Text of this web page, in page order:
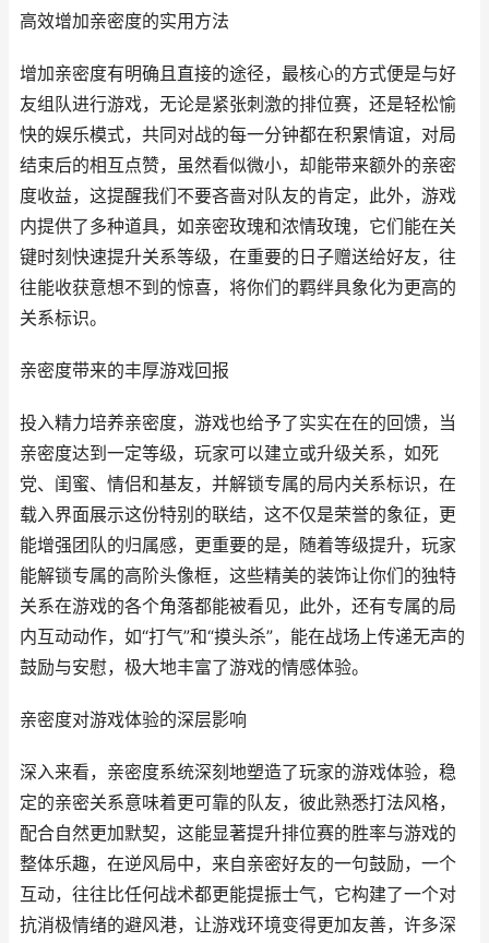
高效增加亲密度的实用方法
增加亲密度有明确且直接的途径，最核心的方式便是与好
友组队进行游戏，无论是紧张刺激的排位赛，还是轻松愉
快的娱乐模式，共同对战的每一分钟都在积累情谊，对局
结束后的相互点赞，虽然看似微小，却能带来额外的亲密
度收益，这提醒我们不要吝啬对队友的肯定，此外，游戏
内提供了多种道具，如亲密玫瑰和浓情玫瑰，它们能在关
键时刻快速提升关系等级，在重要的日子赠送给好友，往
往能收获意想不到的惊喜，将你们的羁绊具象化为更高的
关系标识。
亲密度带来的丰厚游戏回报
投入精力培养亲密度，游戏也给予了实实在在的回馈，当
亲密度达到一定等级，玩家可以建立或升级关系，如死
党、闺蜜、情侣和基友，并解锁专属的局内关系标识，在
载入界面展示这份特别的联结，这不仅是荣誉的象征，更
能增强团队的归属感，更重要的是，随着等级提升，玩家
能解锁专属的高阶头像框，这些精美的装饰让你们的独特
关系在游戏的各个角落都能被看见，此外，还有专属的局
内互动动作，如“打气”和“摸头杀”，能在战场上传递无声的
鼓励与安慰，极大地丰富了游戏的情感体验。
亲密度对游戏体验的深层影响
深入来看，亲密度系统深刻地塑造了玩家的游戏体验，稳
定的亲密关系意味着更可靠的队友，彼此熟悉打法风格，
配合自然更加默契，这能显著提升排位赛的胜率与游戏的
整体乐趣，在逆风局中，来自亲密好友的一句鼓励，一个
互动，往往比任何战术都更能提振士气，它构建了一个对
抗消极情绪的避风港，让游戏环境变得更加友善，许多深